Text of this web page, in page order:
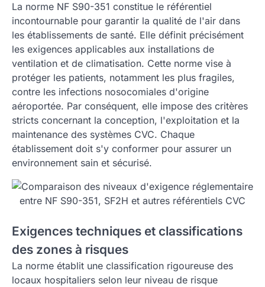
La norme NF S90-351 constitue le référentiel
incontournable pour garantir la qualité de l'air dans
les établissements de santé. Elle définit précisément
les exigences applicables aux installations de
ventilation et de climatisation. Cette norme vise à
protéger les patients, notamment les plus fragiles,
contre les infections nosocomiales d'origine
aéroportée. Par conséquent, elle impose des critères
stricts concernant la conception, l'exploitation et la
maintenance des systèmes CVC. Chaque
établissement doit s'y conformer pour assurer un
environnement sain et sécurisé.
Exigences techniques et classifications
des zones à risques
La norme établit une classification rigoureuse des
locaux hospitaliers selon leur niveau de risque